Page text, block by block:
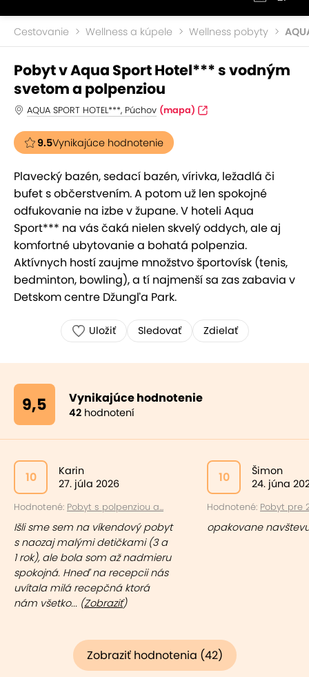
Cestovanie Wellness a kúpele Wellness pobyty
Pobyt v Aqua Sport Hotel*** s vodným
svetom a polpenziou
AQUA SPORT HOTEL***, Púchov (mapa)
9.5Vynikajúce hodnotenie
Plavecký bazén, sedací bazén, vírivka, ležadlá či
bufet s občerstvením. A potom už len spokojné
odfukovanie na izbe v župane. V hoteli Aqua
Sport*** na vás čaká nielen skvelý oddych, ale aj
komfortné ubytovanie a bohatá polpenzia.
Aktívnych hostí zaujme množstvo športovísk (tenis,
bedminton, bowling), a tí najmenší sa zas zabavia v
Detskom centre Džungľa Park.
Uložiť Sledovať Zdielať
9,5 Vynikajúce hodnotenie
42 hodnotení
10
Karin
27. júla 2026
Hodnotené: Pobyt s polpenziou a...
Išli sme sem na víkendový pobyt
s naozaj malými detičkami (3 a
1 rok), ale bola som až nadmieru
spokojná. Hneď na recepcii nás
uvítala milá recepčná ktorá
nám všetko... (Zobraziť)
10
Šimon
24. júna
Hodnotené: Pobyt pre
opakovane
Zobraziť hodnotenia (42)